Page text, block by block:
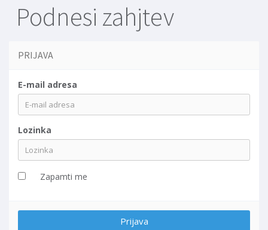
Podnesi zahjtev
PRIJAVA
E-mail adresa
Lozinka
Zapamti me